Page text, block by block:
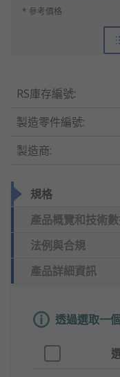
* 參考價格
RS庫存編號:
製造零件編號:
製造商:
規格
產品概覽和技術
法例與合規
產品詳細資訊
透過選取一